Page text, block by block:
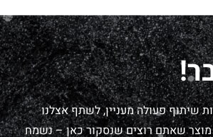
שיתוף פעולה מעניין, לשתף אצלנו
שאתם רוצים שנסקור כאן – נשמח